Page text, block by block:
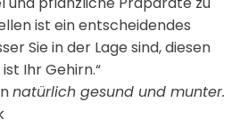
ist ein entscheidendes
Sie in der Lage sind, diesen
Ihr Gehirn.“
natürlich gesund und munter.